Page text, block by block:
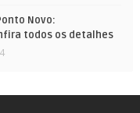
Novo:
todos os detalhes